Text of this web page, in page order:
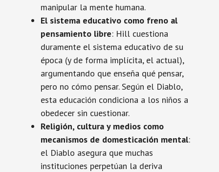
manipular la mente humana.
El sistema educativo como freno al
pensamiento libre: Hill cuestiona
duramente el sistema educativo de su
época (y de forma implícita, el actual),
argumentando que enseña qué pensar,
pero no cómo pensar. Según el Diablo,
esta educación condiciona a los niños a
obedecer sin cuestionar.
Religión, cultura y medios como
mecanismos de domesticación mental:
el Diablo asegura que muchas
instituciones perpetúan la deriva